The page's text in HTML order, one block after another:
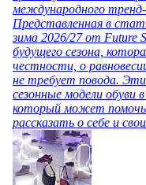
международного
Представленная в
зима 2026/27 от Future
будущего сезона,
честности, о
не требует повода.
сезонные модели обуви
который может помочь
рассказать о себе и